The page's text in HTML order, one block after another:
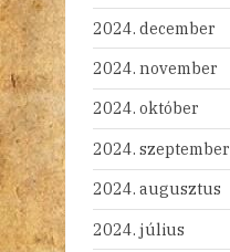
2024. december
2024. november
2024. október
2024. szeptember
2024. augusztus
2024. július